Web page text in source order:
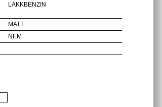
LAKKBENZIN
MATT
NEM